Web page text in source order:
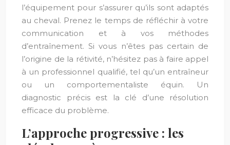
l’équipement pour s’assurer qu’ils sont adaptés
au cheval. Prenez le temps de réfléchir à votre
communication et à vos méthodes
d’entraînement. Si vous n’êtes pas certain de
l’origine de la rétivité, n’hésitez pas à faire appel
à un professionnel qualifié, tel qu’un entraîneur
ou un comportementaliste équin. Un
diagnostic précis est la clé d’une résolution
efficace du problème.
L’approche progressive : les